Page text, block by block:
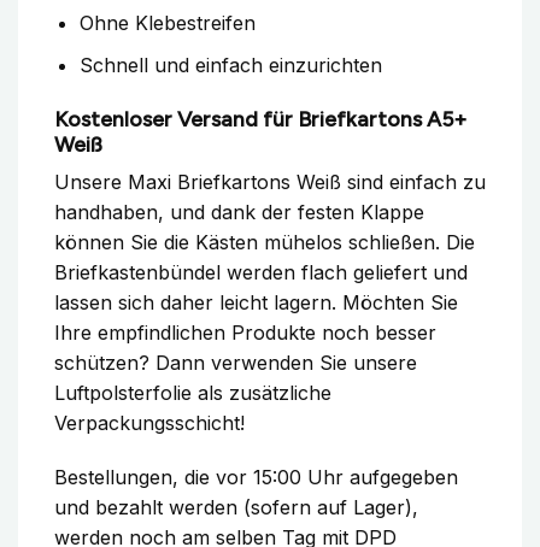
Ohne Klebestreifen
Schnell und einfach einzurichten
Kostenloser Versand für Briefkartons A5+
Weiß
Unsere Maxi Briefkartons Weiß sind einfach zu
handhaben, und dank der festen Klappe
können Sie die Kästen mühelos schließen. Die
Briefkastenbündel werden flach geliefert und
lassen sich daher leicht lagern. Möchten Sie
Ihre empfindlichen Produkte noch besser
schützen? Dann verwenden Sie unsere
Luftpolsterfolie als zusätzliche
Verpackungsschicht!
Bestellungen, die vor 15:00 Uhr aufgegeben
und bezahlt werden (sofern auf Lager),
werden noch am selben Tag mit DPD